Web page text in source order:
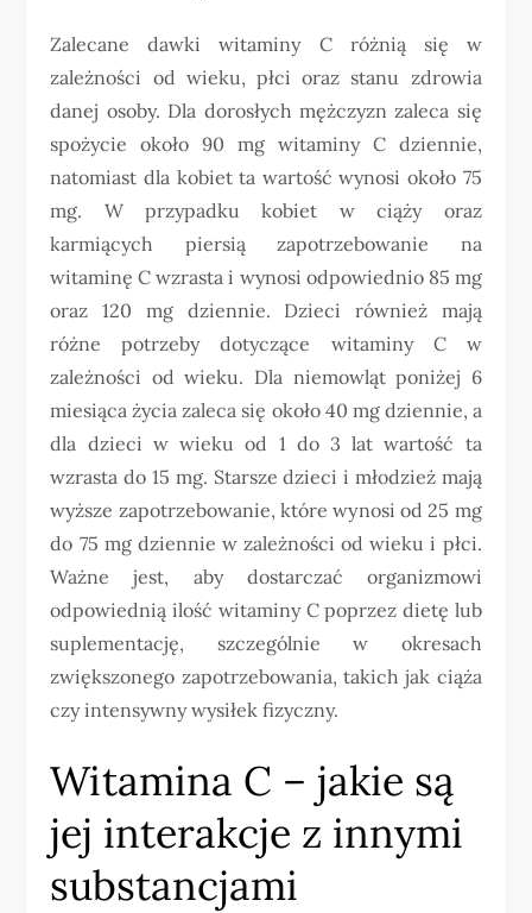
Zalecane dawki witaminy C różnią się w
zależności od wieku, płci oraz stanu zdrowia
danej osoby. Dla dorosłych mężczyzn zaleca się
spożycie około 90 mg witaminy C dziennie,
natomiast dla kobiet ta wartość wynosi około 75
mg. W przypadku kobiet w ciąży oraz
karmiących piersią zapotrzebowanie na
witaminę C wzrasta i wynosi odpowiednio 85 mg
oraz 120 mg dziennie. Dzieci również mają
różne potrzeby dotyczące witaminy C w
zależności od wieku. Dla niemowląt poniżej 6
miesiąca życia zaleca się około 40 mg dziennie, a
dla dzieci w wieku od 1 do 3 lat wartość ta
wzrasta do 15 mg. Starsze dzieci i młodzież mają
wyższe zapotrzebowanie, które wynosi od 25 mg
do 75 mg dziennie w zależności od wieku i płci.
Ważne jest, aby dostarczać organizmowi
odpowiednią ilość witaminy C poprzez dietę lub
suplementację, szczególnie w okresach
zwiększonego zapotrzebowania, takich jak ciąża
czy intensywny wysiłek fizyczny.
Witamina C – jakie są
jej interakcje z innymi
substancjami